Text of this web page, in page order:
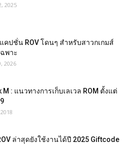
2025
คปชั่น ROV โดนๆ สำหรับสาวกเกมส์
ฉพาะ
2026
M : แนวทางการเก็บเลเวล ROM ตั้งแต่
ล่าสุดยังใช้งานได้ปี 2025 Giftcode